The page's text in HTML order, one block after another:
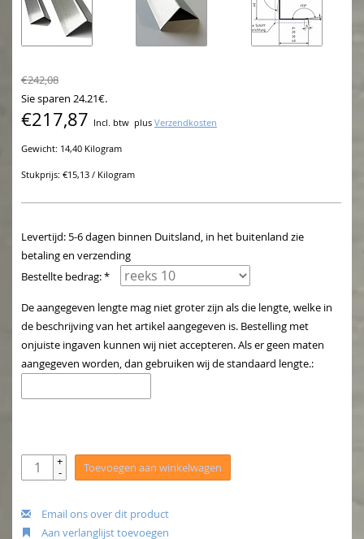
€242,08
Sie sparen 24.21€.
€217,87 Incl. btw plus Verzendkosten
Gewicht: 14,40 Kilogram
Stukprijs: €15,13 / Kilogram
Levertijd: 5-6 dagen binnen Duitsland, in het buitenland zie
betaling en verzending
Bestellte bedrag: *
De aangegeven lengte mag niet groter zijn als die lengte, welke in
de beschrijving van het artikel aangegeven is. Bestelling met
onjuiste ingaven kunnen wij niet accepteren. Als er geen maten
aangegeven worden, dan gebruiken wij de standaard lengte.:
+
- Toevoegen aan winkelwagen
Email ons over dit product
Aan verlanglijst toevoegen